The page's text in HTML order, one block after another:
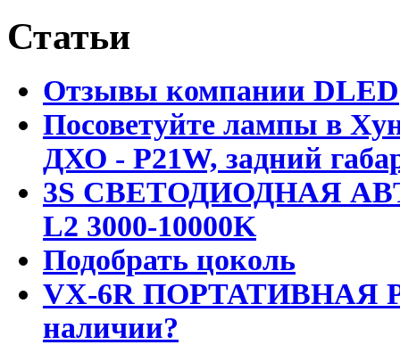
Статьи
Отзывы компании DLED
Посоветуйте лампы в
ДХО - P21W, задний
3S СВЕТОДИОДНАЯ
L2 3000-10000K
Подобрать цоколь
VX-6R ПОРТАТИВНАЯ
наличии?